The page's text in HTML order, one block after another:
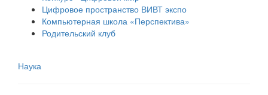
Цифровое пространство ВИВТ экспо
Компьютерная школа «Перспектива»
Родительский клуб
Наука